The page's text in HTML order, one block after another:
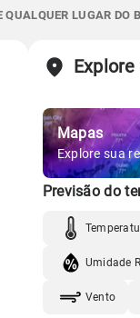
LUGAR DO
Mapas
Explore sua
Previsão do
Umidade
Vento